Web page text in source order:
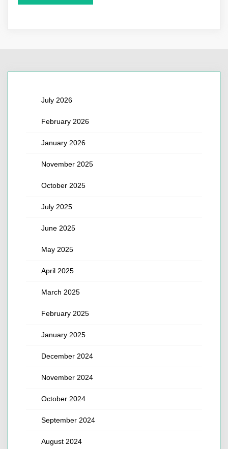
July 2026
February 2026
January 2026
November 2025
October 2025
July 2025
June 2025
May 2025
April 2025
March 2025
February 2025
January 2025
December 2024
November 2024
October 2024
September 2024
August 2024